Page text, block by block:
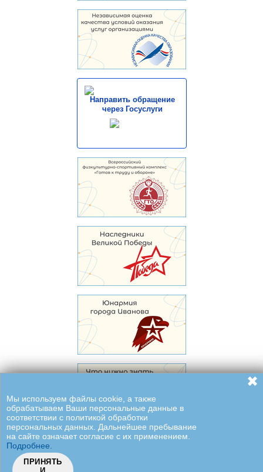
Направить обращение
через Госуслуги
Мы используем файлы cookie, а также
обрабатываем Ваши персональные данные в
соответствии с политикой обработки
персональных данных. Дальнейшее пребывание
на сайте означает согласие с их применением.
Подробнее.
ПРИНЯТЬ
✖